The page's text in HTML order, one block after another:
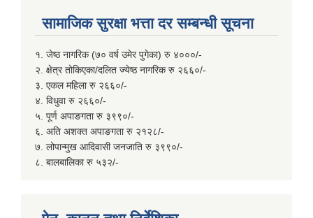
सामाजिक सुरक्षा भत्ता दर सम्बन्धी सूचना
१. जेष्ठ नागरिक (७० वर्ष उमेर पुगेका) रु ४०००/-
२. क्षेत्र तोकिएका/दलित ज्येष्ठ नागरिक रु २६६०/-
३. एकल महिला रु २६६०/-
४. विधुवा रु २६६०/-
५. पूर्ण अपाङगता रु ३९९०/-
६. अति अशक्त अपाङगता रु २१२८/-
७. लोपान्मुख आदिवासी जनजाति रु ३९९०/-
८. बालबालिका रु ५३२/-